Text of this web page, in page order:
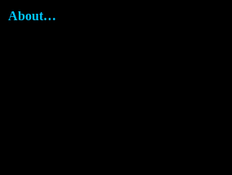
About…